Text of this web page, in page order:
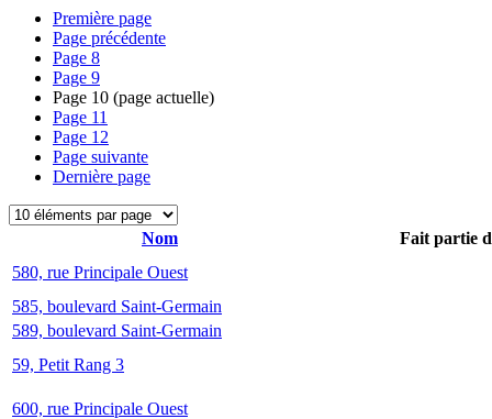
Première page
Page précédente
Page 8
Page 9
Page 10 (page actuelle)
Page 11
Page 12
Page suivante
Dernière page
Nom
Fait partie
580, rue Principale Ouest
585, boulevard Saint-Germain
589, boulevard Saint-Germain
59, Petit Rang 3
600, rue Principale Ouest